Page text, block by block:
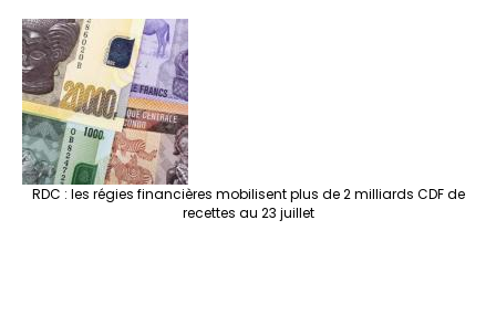
RDC : les régies financières mobilisent plus de 2 milliards CDF de
recettes au 23 juillet